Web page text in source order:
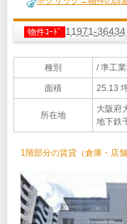
物件ｺｰﾄﾞ 11971-36434
種別 / 準工
面積 25.13
所在地
大阪府
地下鉄
1階部分の賃貸（倉庫・店